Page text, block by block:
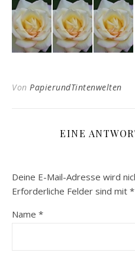
Von PapierundTintenwelten
EINE
Deine E-Mail-Adresse wird
Erforderliche Felder sind mit *
Name *